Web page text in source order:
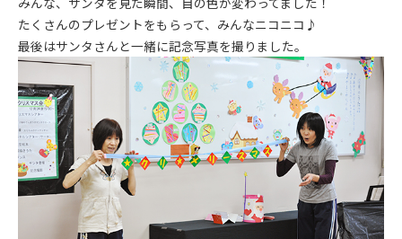
たくさんのプレゼントをもらって、みんなニコニコ♪
最後はサンタさんと一緒に記念写真を撮りました。